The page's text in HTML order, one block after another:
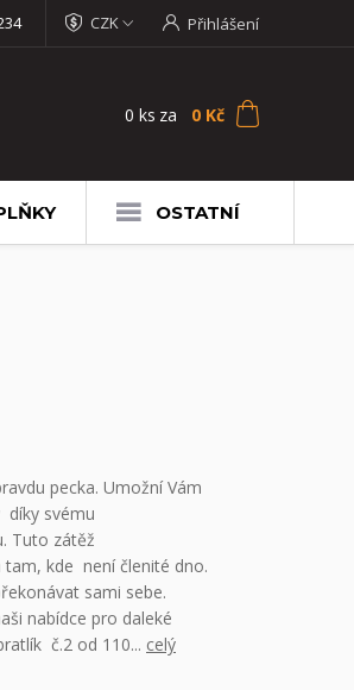
CZK Přihlášení
0 ks za 0 Kč
OSTATNÍ
pecka. Umožní Vám
díky svému
Tuto zátěž
kde není členité dno.
sami sebe.
nabídce pro daleké
č.2 od 110... celý